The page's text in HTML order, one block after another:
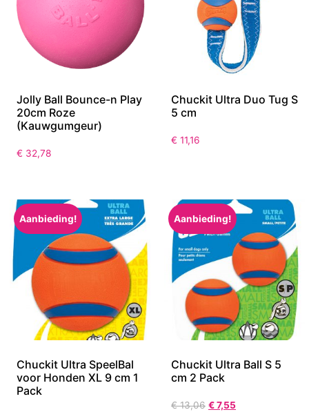
Jolly Ball Bounce-n Play
20cm Roze
(Kauwgumgeur)
€ 32,78
Chuckit Ultra Duo Tug S
5 cm
€ 11,16
Aanbieding!
Chuckit Ultra SpeelBal
voor Honden XL 9 cm 1
Pack
Aanbieding!
Chuckit Ultra Ball S 5
cm 2 Pack
€13,06 €7,55